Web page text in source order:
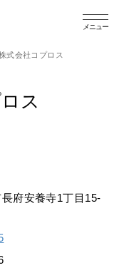
メニュー
式会社コプロス
ス
府安養寺1丁目15-